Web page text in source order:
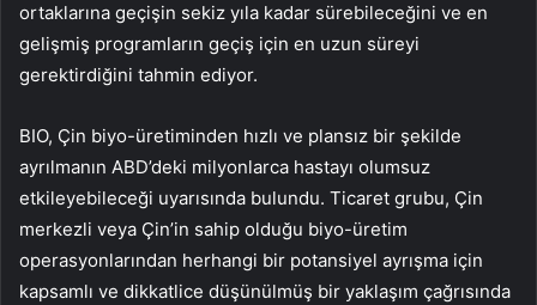
ortaklarına geçişin sekiz yıla kadar sürebileceğini ve en
gelişmiş programların geçiş için en uzun süreyi
gerektirdiğini tahmin ediyor.
BIO, Çin biyo-üretiminden hızlı ve plansız bir şekilde
ayrılmanın ABD’deki milyonlarca hastayı olumsuz
etkileyebileceği uyarısında bulundu. Ticaret grubu, Çin
merkezli veya Çin’in sahip olduğu biyo-üretim
operasyonlarından herhangi bir potansiyel ayrışma için
kapsamlı ve dikkatlice düşünülmüş bir yaklaşım çağrısında